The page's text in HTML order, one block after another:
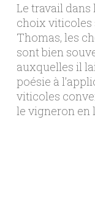
Le travail
choix viticoles
Thomas, les
sont bien
auxquelles il
poésie à
viticoles
le vigneron en